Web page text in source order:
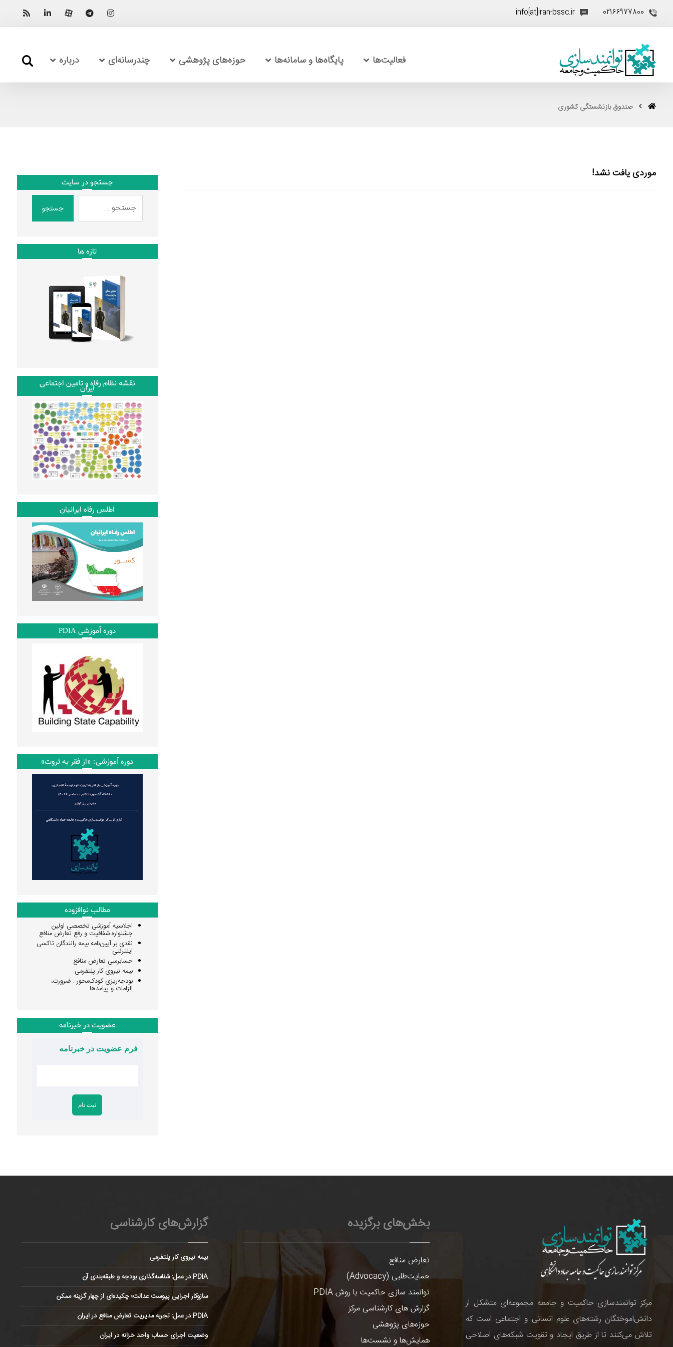
02166977800
info[at]iran-bssc.ir
فعالیت‌ها پایگاه‌ها و سامانه‌ها حوزه‌های پژوهشی چندرسانه‌ای درباره
صندوق بازنشستگی کشوری
موردی یافت نشد!
جستجو در سایت
جستجو
تازه ها
نقشه نظام رفاه و تامین اجتماعی
ایران
اطلس رفاه ایرانیان
دوره آموزشی PDIA
دوره آموزشی: «از فقر به ثروت»
مطالب نوافزوده
اجلاسیه آموزشی تخصصی اولین
جشنواره شفافیت و رفع تعارض منافع
نقدی بر آیین‌نامه بیمه رانندگان تاکسی
اینترنتی
حسابرسی تعارض منافع
بیمه نیروی کار پلتفرمی
بودجه‌ریزی کودک‌محور : ضرورت،
الزامات و پیامدها
عضویت در خبرنامه
فرم عضویت در خبرنامه
مرکز توانمندسازی حاکمیت و جامعه مجموعه‌ای متشکل از
دانش‌اموختگان رشته‌های علوم انسانی و اجتماعی است که
تلاش می‌کنند تا از طریق ایجاد و تقویت شبکه‌های اصلاحی
بخش‌های برگزیده
تعارض منافع
حمایت‌طلبی (Advocacy)
توانمند سازی حاکمیت با روش PDIA
گزارش های کارشناسی مرکز
حوزه‌های پژوهشی
همایش‌ها و نشست‌ها
گزارش‌های کارشناسی
بیمه نیروی کار پلتفرمی
PDIA در عمل: شناسه‌گذاری بودجه و طبقه‌بندی آن
سازوکار اجرایی پیوست عدالت؛ چکیده‌ای از چهار گزینه ممکن
PDIA در عمل: تجربه مدیریت تعارض منافع در ایران
وضعیت اجرای حساب واحد خزانه در ایران